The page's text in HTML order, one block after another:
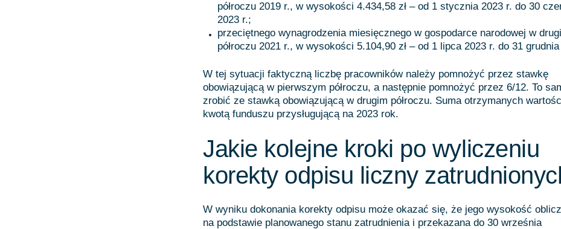
półroczu 2019 r., w wysokości 4.434,58 zł – od 1 stycznia 2023 r. do 30
2023 r.;
przeciętnego wynagrodzenia miesięcznego w gospodarce narodowej w
półroczu 2021 r., w wysokości 5.104,90 zł – od 1 lipca 2023 r. do 31
W tej sytuacji faktyczną liczbę pracowników należy pomnożyć przez stawkę
obowiązującą w pierwszym półroczu, a następnie pomnożyć przez 6/12. To
zrobić ze stawką obowiązującą w drugim półroczu. Suma otrzymanych
kwotą funduszu przysługującą na 2023 rok.
Jakie kolejne kroki po wyliczeniu
korekty odpisu liczny
W wyniku dokonania korekty odpisu może okazać się, że jego wysokość
na podstawie planowanego stanu zatrudnienia i przekazana do 30 września